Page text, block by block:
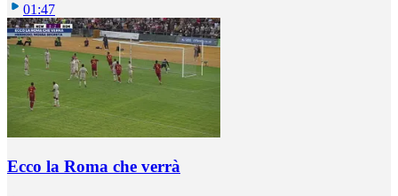
01:47
Ecco la Roma che verrà